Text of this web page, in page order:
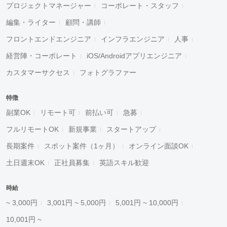
プロジェクトマネージャー コーポレート・スタッフ
編集・ライター 顧問・講師
フロントエンドエンジニア インフラエンジニア 人事
経営陣・コーポレート iOS/Androidアプリエンジニア
カスタマーサクセス フォトグラファー
特徴
副業OK リモート可 前払い可 急募
フルリモートOK 新規事業 スタートアップ
長期案件 スポット案件（1ヶ月） オンライン面談OK
土日週末OK 正社員募集 英語スキル歓迎
時給
~ 3,000円 3,001円 ~ 5,000円 5,001円 ~ 10,000円
10,001円 ~